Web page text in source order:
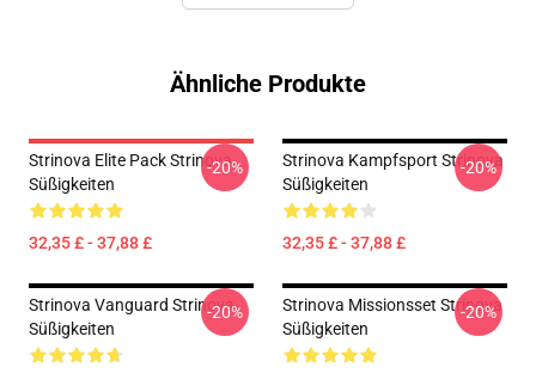
Ähnliche Produkte
Strinova Elite Pack Strinova
Süßigkeiten
32,35 £ - 37,88 £
-20%
Strinova Kampfsport Strinova
Süßigkeiten
32,35 £ - 37,88 £
-20%
Strinova Vanguard Strinova
Süßigkeiten
-20%
Strinova Missionsset Strinova
Süßigkeiten
-20%